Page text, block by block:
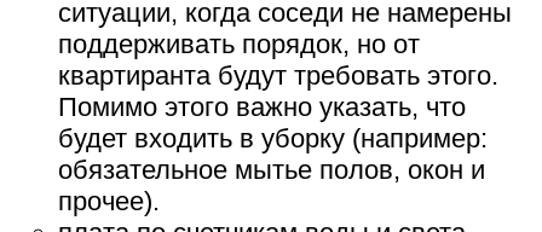
ситуации, когда соседи не намерены
поддерживать порядок, но от
квартиранта будут требовать этого.
Помимо этого важно указать, что
будет входить в уборку (например:
обязательное мытье полов, окон и
прочее).